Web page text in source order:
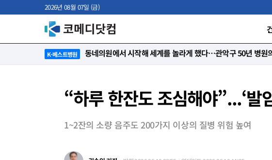
2026년 08월 07일 (금)
K-베스트병원 동네의원에서 시작해 세계를 놀라게 했다…관악구 50년 병원
“하루 한잔도 조심해야”...‘발
1~2잔의 소량 음주도 200가지 이상의 질병 위험 높여